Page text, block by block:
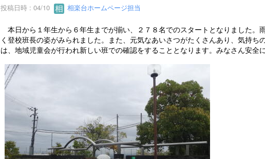
投稿日時 : 04/10 相楽台ホームページ担当
本日から１年生から６年生までが揃い、２７８名でのスタートとなりました。
く登校班長の姿がみられました。また、元気なあいさつがたくさんあり、気持ち
は、地域児童会が行われ新しい班での確認をすることとなります。みなさん安全